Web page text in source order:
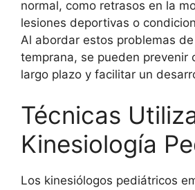
normal, como retrasos en la
lesiones deportivas o
Al abordar estos problemas
temprana, se pueden prevenir
largo plazo y facilitar un
Técnicas
Kinesiología
Los kinesiólogos pediátricos